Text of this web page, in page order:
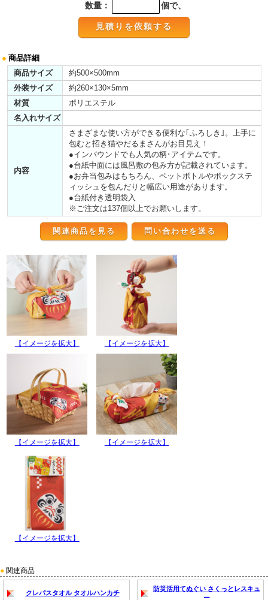
数量： 個で、
● 商品詳細
商品サイズ
約500×500mm
外装サイズ
約260×130×5mm
材質
ポリエステル
名入れサイズ
内容
さまざまな使い方ができる便利な｢ふろしき｣。上手に
包むと招き猫やだるまさんがお目見え！
●インバウンドでも人気の柄･アイテムです。
●台紙中面には風呂敷の包み方が記載されています。
●お弁当包みはもちろん、ペットボトルやボックステ
ィッシュを包んだりと幅広い用途があります。
●台紙付き透明袋入
※ご注文は137個以上でお願いします。
関連商品を見る
【イメージを拡大】 【イメージを拡大】
【イメージを拡大】 【イメージを拡大】
【イメージを拡大】
● 関連商品
クレパスタオル タオルハンカチ
防災活用てぬぐい さくっとレスキュ
ー